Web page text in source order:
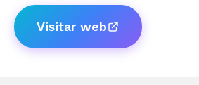
Visitar web